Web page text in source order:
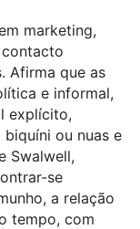
marketing,
Afirma que as
e informal,
explícito,
ou nuas e
Swalwell,
se
a relação
tempo, com